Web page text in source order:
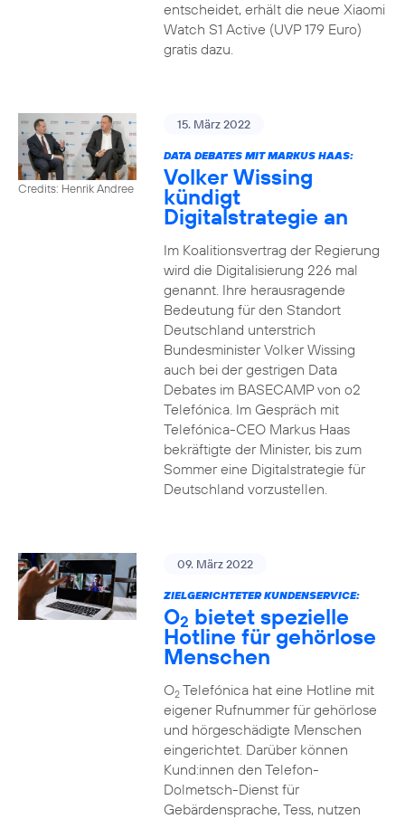
entscheidet, erhält die neue Xiaomi
Watch S1 Active (UVP 179 Euro)
gratis dazu.
Credits: Henrik Andree
15. März 2022
DATA DEBATES MIT MARKUS HAAS:
Volker Wissing
kündigt
Digitalstrategie an
Im Koalitionsvertrag der Regierung
wird die Digitalisierung 226 mal
genannt. Ihre herausragende
Bedeutung für den Standort
Deutschland unterstrich
Bundesminister Volker Wissing
auch bei der gestrigen Data
Debates im BASECAMP von o2
Telefónica. Im Gespräch mit
Telefónica-CEO Markus Haas
bekräftigte der Minister, bis zum
Sommer eine Digitalstrategie für
Deutschland vorzustellen.
09. März 2022
ZIELGERICHTETER KUNDENSERVICE:
O2 bietet spezielle
Hotline für gehörlose
Menschen
O2Telefónica hat eine Hotline mit
eigener Rufnummer für gehörlose
und hörgeschädigte Menschen
eingerichtet. Darüber können
Kund:innen den Telefon-
Dolmetsch-Dienst für
Gebärdensprache, Tess, nutzen